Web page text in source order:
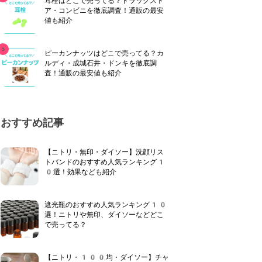
ア・コンビニを徹底調査！通販の最安
値も紹介
ピーカンナッツはどこで売ってる？カ
ルディ・成城石井・ドンキを徹底調
査！通販の最安値も紹介
おすすめ記事
【ニトリ・無印・ダイソー】洗顔リス
トバンドのおすすめ人気ランキング1
0選！効果なども紹介
遮光瓶のおすすめ人気ランキング10
選！ニトリや無印、ダイソーなどどこ
で売ってる？
【ニトリ・100均・ダイソー】チャ